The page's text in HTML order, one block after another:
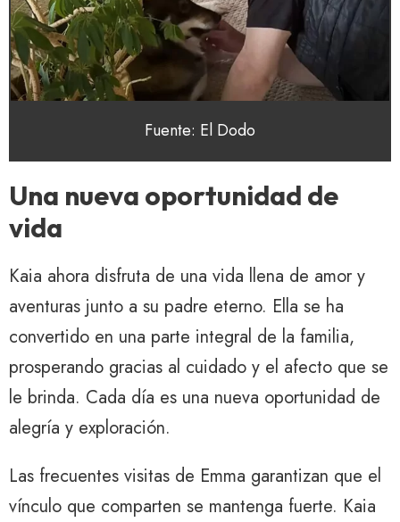
Fuente: El Dodo
Una nueva oportunidad de
vida
Kaia ahora disfruta de una vida llena de amor y
aventuras junto a su padre eterno. Ella se ha
convertido en una parte integral de la familia,
prosperando gracias al cuidado y el afecto que se
le brinda. Cada día es una nueva oportunidad de
alegría y exploración.
Las frecuentes visitas de Emma garantizan que el
vínculo que comparten se mantenga fuerte. Kaia